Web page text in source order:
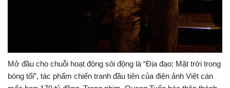
Mở đầu cho chuỗi hoạt động sôi động là “Địa đạo: Mặt trời trong
bóng tối”, tác phẩm chiến tranh đầu tiên của điện ảnh Việt cán